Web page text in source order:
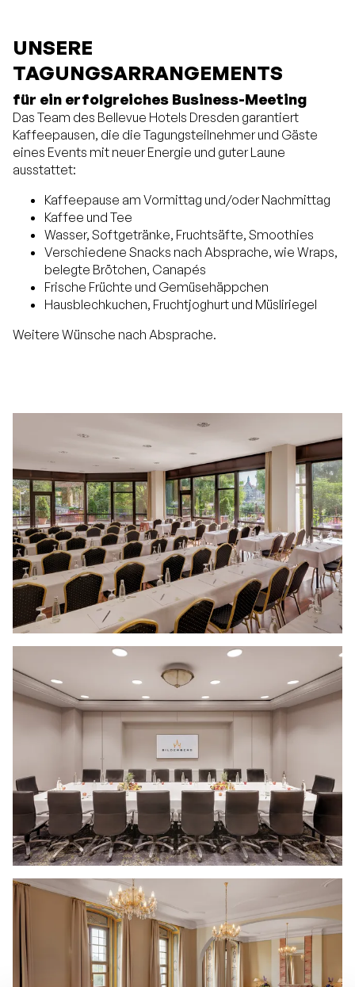
UNSERE
TAGUNGSARRANGEMENTS
für ein erfolgreiches Business-Meeting
Das Team des Bellevue Hotels Dresden garantiert
Kaffeepausen, die die Tagungsteilnehmer und Gäste
eines Events mit neuer Energie und guter Laune
ausstattet:
Kaffeepause am Vormittag und/oder Nachmittag
Kaffee und Tee
Wasser, Softgetränke, Fruchtsäfte, Smoothies
Verschiedene Snacks nach Absprache, wie Wraps,
belegte Brötchen, Canapés
Frische Früchte und Gemüsehäppchen
Hausblechkuchen, Fruchtjoghurt und Müsliriegel
Weitere Wünsche nach Absprache.